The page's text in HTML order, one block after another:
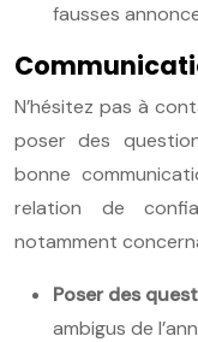
fausses
N’hésitez pas à
poser des
bonne
relation de
notamment
Poser des
ambigus de